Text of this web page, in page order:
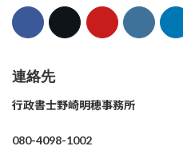
連絡先
行政書士野崎明穂事務所
080-4098-1002